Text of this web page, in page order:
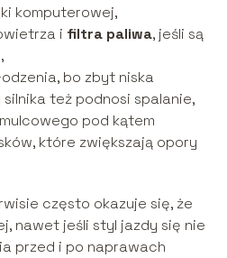
komputerowej,
i filtra paliwa, jeśli są
bo zbyt niska
też podnosi spalanie,
pod kątem
które zwiększają opory
często okazuje się, że
nawet jeśli styl jazdy się nie
przed i po naprawach